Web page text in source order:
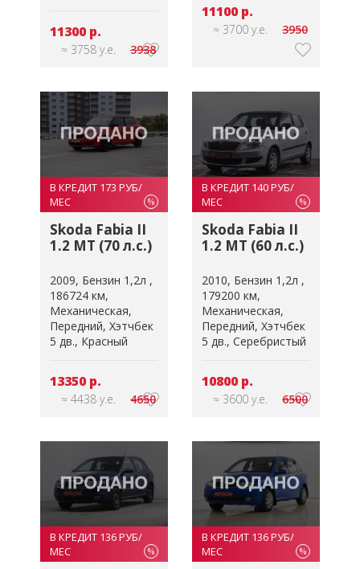
11300 р.
≈ 3758 у.е. 3938
11100 р.
≈ 3700 у.е. 3950
В КРЕДИТ 173 РУБ/
МЕС
%
Skoda Fabia II
1.2 MT (70 л.с.)
2009 Бензин 1,2л
186724 км
Механическая
Передний Хэтчбек
5 дв. Красный
13350 р.
≈ 4438 у.е. 4650
В КРЕДИТ 140 РУБ/
МЕС
%
Skoda Fabia II
1.2 MT (60 л.с.)
2010 Бензин 1,2л
179200 км
Механическая
Передний Хэтчбек
5 дв. Серебристый
10800 р.
≈ 3600 у.е. 6500
В КРЕДИТ 136 РУБ/
МЕС
%
В КРЕДИТ 136 РУБ/
МЕС
%